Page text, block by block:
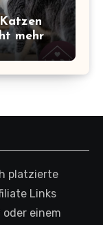
mehr
platzierte
Links
einem